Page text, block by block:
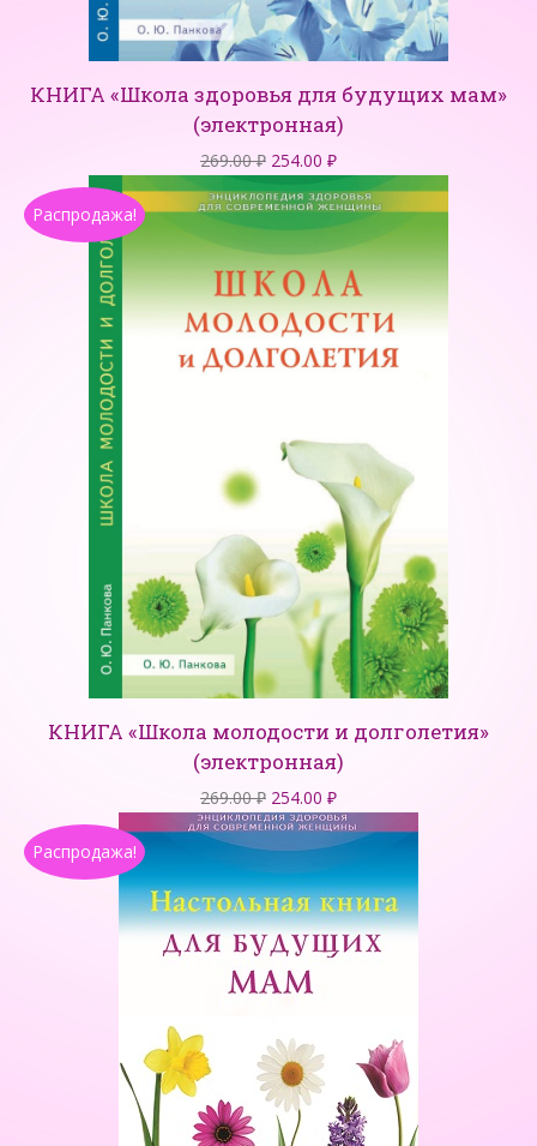
КНИГА «Школа здоровья для будущих мам»
(электронная)
269.00₽ Первоначальная
цена
составляла
269.00 ₽.
254.00 ₽Текущая
цена:
254.00 ₽.
Распродажа!
КНИГА «Школа молодости и долголетия»
(электронная)
269.00₽ Первоначальная
цена
составляла
269.00 ₽.
254.00 ₽Текущая
цена:
Распродажа!